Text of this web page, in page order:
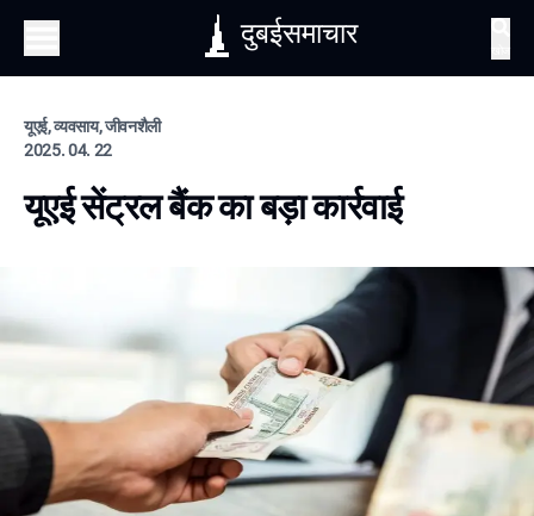
दुबईसमाचार
यूएई, व्यवसाय, जीवनशैली
2025. 04. 22
यूएई सेंट्रल बैंक का बड़ा कार्रवाई